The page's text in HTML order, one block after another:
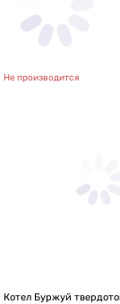
Не производится
Котел Буржуй